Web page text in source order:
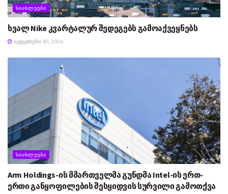
ᲡᲘᲐᲮᲚᲔᲔᲑᲘ
ხვალ Nike კვარტალურ შედეგებს გამოაქვეყნებს
ᲡᲔᲥᲢᲔᲛᲑᲔᲠᲘ 30, 2024
ᲡᲘᲐᲮᲚᲔᲔᲑᲘ
Arm Holdings-ის მმართველმა გუნდმა Intel-ის ერთ-
ერთი განყოფილების შესყიდვის სურვილი გამოთქვა